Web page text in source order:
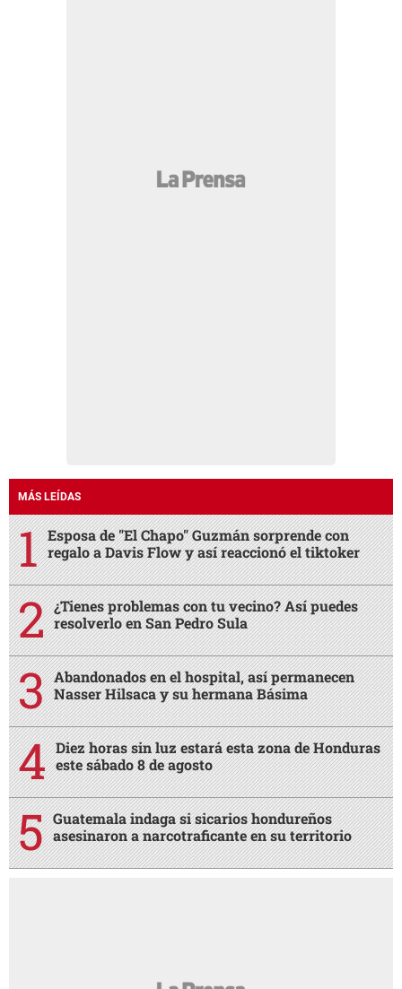
MÁS LEÍDAS
Esposa de "El Chapo" Guzmán sorprende con
regalo a Davis Flow y así reaccionó el tiktoker
¿Tienes problemas con tu vecino? Así puedes
resolverlo en San Pedro Sula
Abandonados en el hospital, así permanecen
Nasser Hilsaca y su hermana Básima
Diez horas sin luz estará esta zona de Honduras
este sábado 8 de agosto
Guatemala indaga si sicarios hondureños
asesinaron a narcotraficante en su territorio